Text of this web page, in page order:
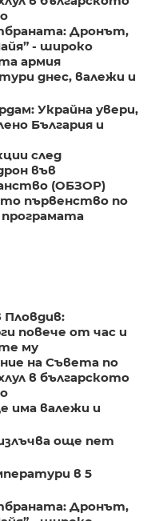
Дронът,
- широко
армия
днес, валежи и
Украйна увери,
България и
след
във
(ОБЗОР)
първенство по
повече от час и
му
на Съвета по
в българското
има валежи и
още пет
в 5
Дронът,